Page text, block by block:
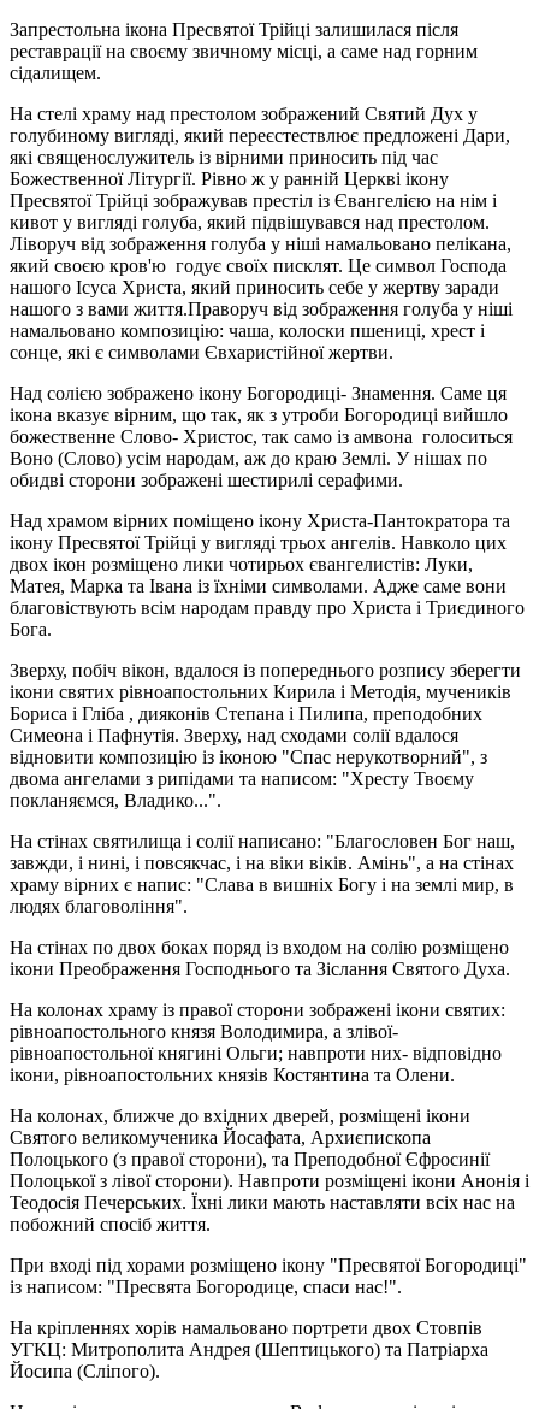
Запрестольна ікона Пресвятої Трійці залишилася після
реставрації на своєму звичному місці, а саме над горним
сідалищем.
На стелі храму над престолом зображений Святий Дух у
голубиному вигляді, який переєстествлює предложені Дари,
які священослужитель із вірними приносить під час
Божественної Літургії. Рівно ж у ранній Церкві ікону
Пресвятої Трійці зображував престіл із Євангелією на нім і
кивот у вигляді голуба, який підвішувався над престолом.
Ліворуч від зображення голуба у ніші намальовано пелікана,
який своєю кров'ю годує своїх писклят. Це символ Господа
нашого Ісуса Христа, який приносить себе у жертву заради
нашого з вами життя.Праворуч від зображення голуба у ніші
намальовано композицію: чаша, колоски пшениці, хрест і
сонце, які є символами Євхаристійної жертви.
Над солією зображено ікону Богородиці- Знамення. Саме ця
ікона вказує вірним, що так, як з утроби Богородиці вийшло
божественне Слово- Христос, так само із амвона голоситься
Воно (Слово) усім народам, аж до краю Землі. У нішах по
обидві сторони зображені шестирилі серафими.
Над храмом вірних поміщено ікону Христа-Пантократора та
ікону Пресвятої Трійці у вигляді трьох ангелів. Навколо цих
двох ікон розміщено лики чотирьох євангелистів: Луки,
Матея, Марка та Івана із їхніми символами. Адже саме вони
благовіствують всім народам правду про Христа і Триєдиного
Бога.
Зверху, побіч вікон, вдалося із попереднього розпису зберегти
ікони святих рівноапостольних Кирила і Методія, мучеників
Бориса і Гліба , дияконів Степана і Пилипа, преподобних
Симеона і Пафнутія. Зверху, над сходами солії вдалося
відновити композицію із іконою "Спас нерукотворний", з
двома ангелами з рипідами та написом: "Хресту Твоєму
покланяємся, Владико...".
На стінах святилища і солії написано: "Благословен Бог наш,
завжди, і нині, і повсякчас, і на віки віків. Амінь", а на стінах
храму вірних є напис: "Слава в вишніх Богу і на землі мир, в
людях благовоління".
На стінах по двох боках поряд із входом на солію розміщено
ікони Преображення Господнього та Зіслання Святого Духа.
На колонах храму із правої сторони зображені ікони святих:
рівноапостольного князя Володимира, а злівої-
рівноапостольної княгині Ольги; навпроти них- відповідно
ікони, рівноапостольних князів Костянтина та Олени.
На колонах, ближче до вхідних дверей, розміщені ікони
Святого великомученика Йосафата, Архиєпископа
Полоцького (з правої сторони), та Преподобної Єфросинії
Полоцької з лівої сторони). Навпроти розміщені ікони Анонія і
Теодосія Печерських. Їхні лики мають наставляти всіх нас на
побожний спосіб життя.
При вході під хорами розміщено ікону "Пресвятої Богородиці"
із написом: "Пресвята Богородице, спаси нас!".
На кріпленнях хорів намальовано портрети двох Стовпів
УГКЦ: Митрополита Андрея (Шептицького) та Патріарха
Йосипа (Сліпого).